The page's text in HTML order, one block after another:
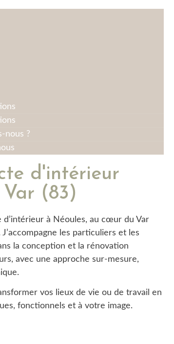
nous ?
d'intérieur
(83)
d’intérieur à Néoules, au cœur du Var
les particuliers et les
la conception et la rénovation
avec une approche sur-mesure,
vos lieux de vie ou de travail en
fonctionnels et à votre image.